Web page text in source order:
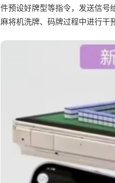
件预设好牌型等指令，发送信号
麻将机洗牌、码牌过程中进行干